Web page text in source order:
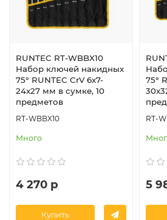
RUNTEC RT-WBBX10
Набор ключей накидных
75° RUNTEC CrV 6x7-
24x27 мм в сумке, 10
предметов
RT-WBBX10
Много
4 270 р
Купить
75°
RT-
5